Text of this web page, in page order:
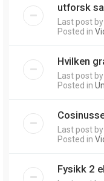
utforsk
Last post by
Posted in
Hvilken
Last post by
Posted in
Last post by
Posted in
Fysikk 2